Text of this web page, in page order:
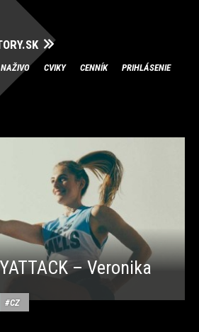
NAŽIVO CVIKY CENNÍK PRIHLÁSENIE
– Veronika
CZ